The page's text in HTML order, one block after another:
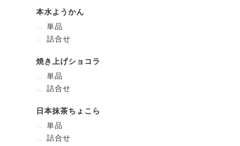
本水ようかん
単品
詰合せ
焼き上げショコラ
単品
詰合せ
日本抹茶ちょこら
単品
詰合せ